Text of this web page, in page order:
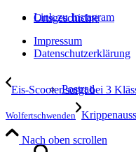
Ortsgeschichte
Postrad
Link zu Instagram
Impressum
Datenschutzerklärung
Eis-Scooter sorgt bei 3
Wolfertschwenden
Nach oben scrollen